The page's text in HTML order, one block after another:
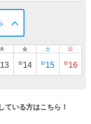
木
13
金
8/14
土
8/15
日
8/16
ている方はこちら！